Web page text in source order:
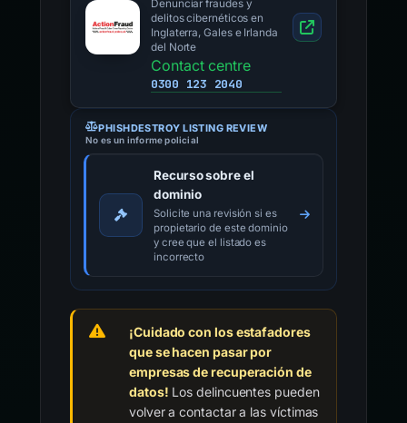
Denunciar fraudes y
delitos cibernéticos en
Inglaterra, Gales e Irlanda
del Norte
Contact centre
0300 123 2040
PHISHDESTROY LISTING REVIEW
No es un informe policial
Recurso sobre el
dominio
Solicite una revisión si es
propietario de este dominio
y cree que el listado es
incorrecto
¡Cuidado con los estafadores
que se hacen pasar por
empresas de recuperación de
datos! Los delincuentes pueden
volver a contactar a las víctimas